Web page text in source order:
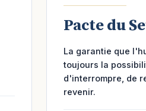
Pacte du
La garantie que
toujours la
d'interrompre, de
revenir.